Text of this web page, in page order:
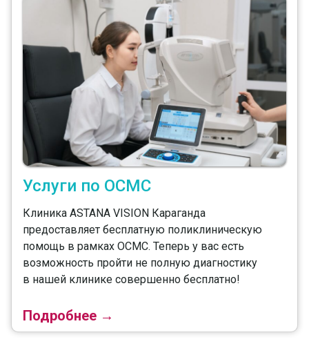
Услуги по ОСМС
Клиника ASTANA VISION Караганда
предоставляет бесплатную поликлиническую
помощь в рамках ОСМС. Теперь у вас есть
возможность пройти не полную диагностику
в нашей клинике совершенно бесплатно!
Подробнее →